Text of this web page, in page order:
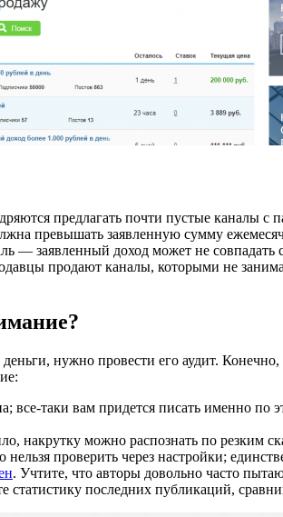
предлагать почти пустые каналы
превышать заявленную сумму
— заявленный доход может не
продают каналы, которыми не
нужно провести его аудит.
все-таки вам придется писать именно
накрутку можно распознать по резким
проверить через настройки;
. Учтите, что авторы довольно часто
статистику последних публикаций,